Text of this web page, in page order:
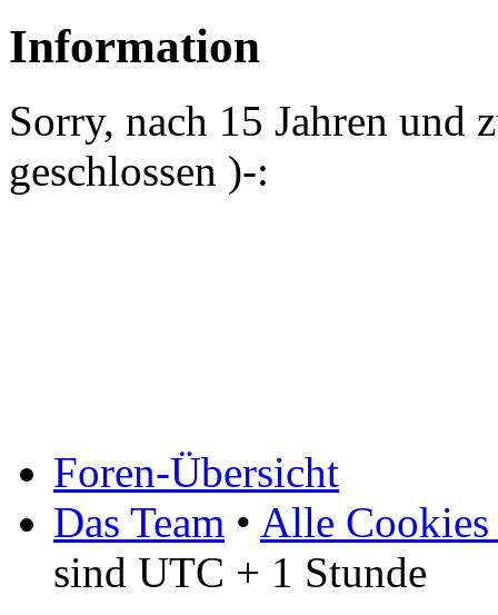
Information
Sorry, nach 15 Jahren und
geschlossen )-:
Foren-Übersicht
Das Team • Alle Cookies
sind UTC + 1 Stunde